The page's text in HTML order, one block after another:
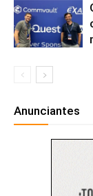
Anunciantes